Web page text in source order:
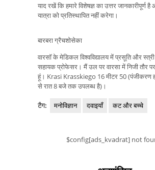
याद रखें कि हमारे विशेषज्ञ का उत्तर जानकारीपूर्ण
यात्रा को प्रतिस्थापित नहीं करेगा।
बारबरा ग्रैचशोसेका
वारसॉ के मेडिकल विश्वविद्यालय में प्रसूति और स्त्री
सहायक प्रोफेसर। मैं उल पर वारसा में निजी तौर
हूं। Krasi Krasskiego 16 मीटर 50 (पंजीकरण
से रात 8 बजे तक उपलब्ध है)।
टैग: मनोविज्ञान दवाइयाँ कट और बच्चे
$config[ads_kvadrat] not